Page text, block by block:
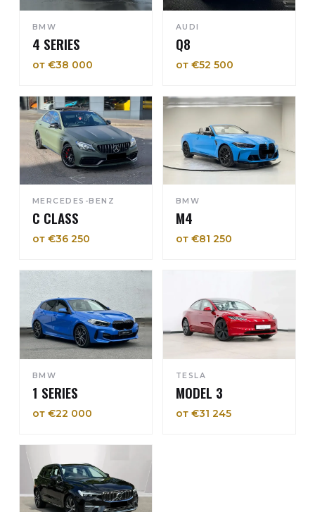
BMW
4 SERIES
от €38 000
AUDI
Q8
от €52 500
MERCEDES-BENZ
C CLASS
от €36 250
BMW
M4
от €81 250
BMW
1 SERIES
от €22 000
TESLA
MODEL 3
от €31 245